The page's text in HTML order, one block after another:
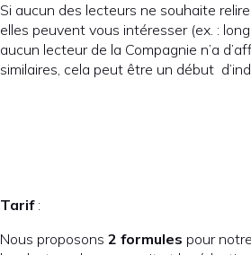
Si aucun des lecteurs ne souhaite
elles peuvent vous intéresser (ex. :
aucun lecteur de la Compagnie n’a
similaires, cela peut être un début
Tarif:
Nous proposons 2 formules pour